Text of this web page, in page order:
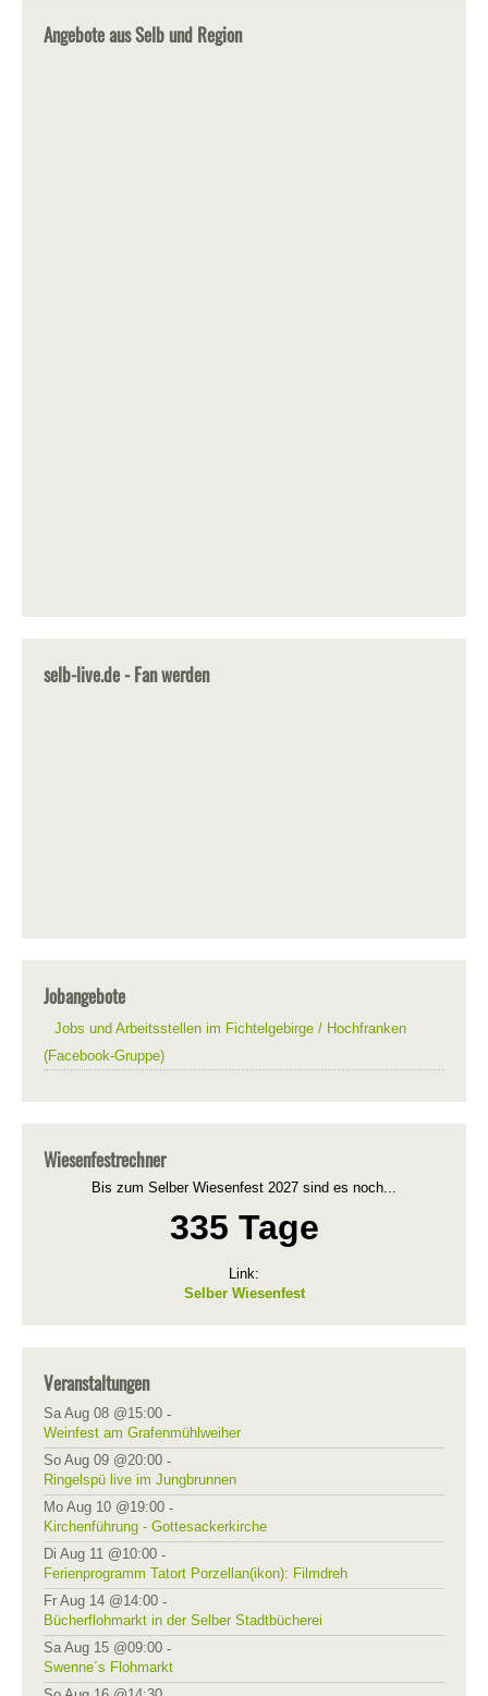
Angebote aus Selb und Region
selb-live.de - Fan werden
Jobangebote
Jobs und Arbeitsstellen im Fichtelgebirge / Hochfranken
(Facebook-Gruppe)
Wiesenfestrechner
Bis zum Selber Wiesenfest 2027 sind es noch...
335 Tage
Link:
Selber Wiesenfest
Veranstaltungen
Sa Aug 08 @15:00 -
Weinfest am Grafenmühlweiher
So Aug 09 @20:00 -
Ringelspü live im Jungbrunnen
Mo Aug 10 @19:00 -
Kirchenführung - Gottesackerkirche
Di Aug 11 @10:00 -
Ferienprogramm Tatort Porzellan(ikon): Filmdreh
Fr Aug 14 @14:00 -
Bücherflohmarkt in der Selber Stadtbücherei
Sa Aug 15 @09:00 -
Swenne´s Flohmarkt